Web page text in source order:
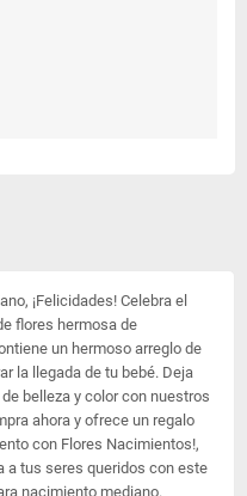
¡Felicidades! Celebra el
flores hermosa de
un hermoso arreglo de
la llegada de tu bebé. Deja
belleza y color con nuestros
ahora y ofrece un regalo
con Flores Nacimientos!,
a tus seres queridos con este
nacimiento mediano.